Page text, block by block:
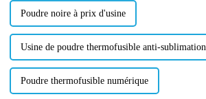
Poudre noire à prix d'usine
Usine de poudre thermofusible anti-sublimation
Poudre thermofusible numérique